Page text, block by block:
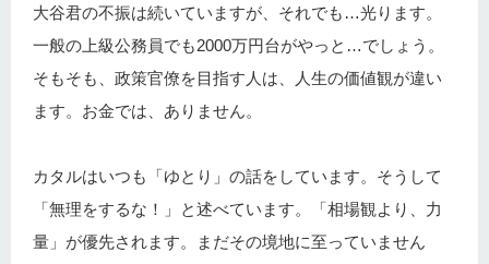
大谷君の不振は続いていますが、それでも…光ります。
一般の上級公務員でも2000万円台がやっと…でしょう。
そもそも、政策官僚を目指す人は、人生の価値観が違い
ます。お金では、ありません。
カタルはいつも「ゆとり」の話をしています。そうして
「無理をするな！」と述べています。「相場観より、力
量」が優先されます。まだその境地に至っていません